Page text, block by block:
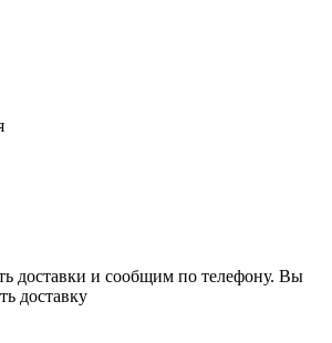
доставки и сообщим по телефону. Вы
доставку